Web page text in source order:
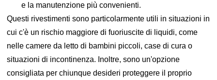
e la manutenzione più convenienti.
Questi rivestimenti sono particolarmente utili in situazioni in
cui c'è un rischio maggiore di fuoriuscite di liquidi, come
nelle camere da letto di bambini piccoli, case di cura o
situazioni di incontinenza. Inoltre, sono un'opzione
consigliata per chiunque desideri proteggere il proprio